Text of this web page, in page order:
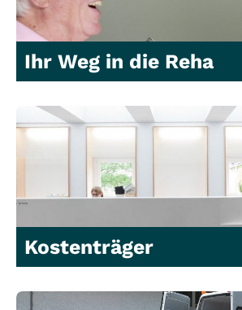
Ihr Weg in die Reha
Kostenträger